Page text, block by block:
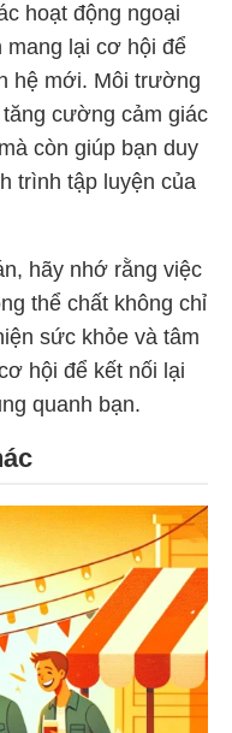
hoạt động ngoại
mang lại cơ hội để
hệ mới. Môi trường
cường cảm giác
còn giúp bạn duy
trình tập luyện của
hãy nhớ rằng việc
thể chất không chỉ
sức khỏe và tâm
hội để kết nối lại
quanh bạn.